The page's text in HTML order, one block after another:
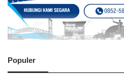
Populer